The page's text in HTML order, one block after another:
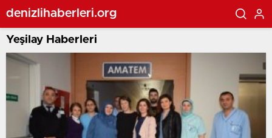
denizlihaberleri.org
Yeşilay Haberleri